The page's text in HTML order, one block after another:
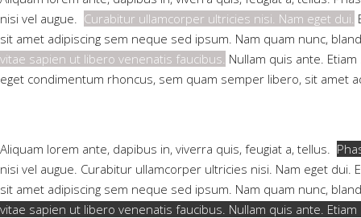
nisi vel augue. Curabitur ullamcorper ultricies nisi. Nam eget dui.
sit amet adipiscing sem neque sed ipsum. Nam quam nunc,
vitae sapien ut libero venenatis faucibus. Nullam quis ante.
eget condimentum rhoncus, sem quam semper libero, sit amet
Aliquam lorem ante, dapibus in, viverra quis, feugiat a, tellus.
nisi vel augue. Curabitur ullamcorper ultricies nisi. Nam eget
sit amet adipiscing sem neque sed ipsum. Nam quam nunc,
vitae sapien ut libero venenatis faucibus. Nullam quis ante.